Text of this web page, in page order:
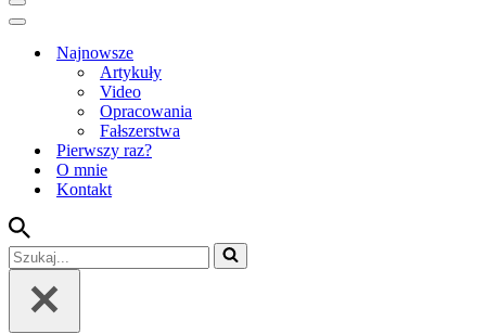
Menu
nawigacji
Menu
nawigacjiNajnowsze
Artykuły
Video
Opracowania
Fałszerstwa
Pierwszy raz?
O mnie
Kontakt
Szukaj...